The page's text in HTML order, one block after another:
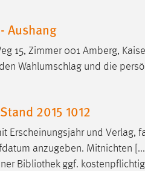
Aushang
15, Zimmer 001 Amberg,
Wahlumschlag und die
2015 1012
Erscheinungsjahr und Verlag,
anzugeben. Mitnichten
Bibliothekggf.
anzuzeigen.